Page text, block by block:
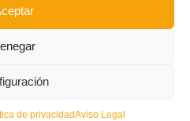
de privacidadAviso Legal